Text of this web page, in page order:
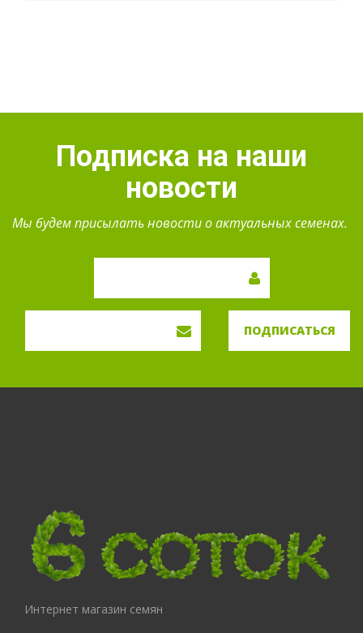
Подписка на наши
новости
Мы будем присылать новости о актуальных семенах.
ПОДПИСАТЬСЯ
Интернет магазин семян